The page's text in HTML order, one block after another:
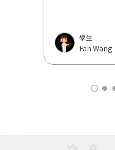
學生
Fan Wang